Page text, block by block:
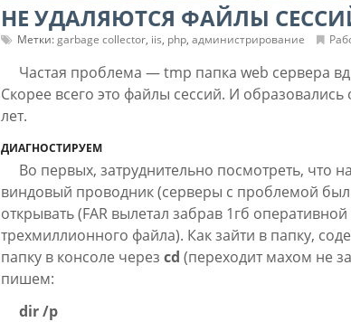
НЕ УДАЛЯЮТСЯ ФАЙЛЫ
Метки:garbage collector, iis, php, администрирование
Частая проблема — tmp папка web сервера
Скорее всего это файлы сессий. И
лет.
ДИАГНОСТИРУЕМ
Во первых, затруднительно посмотреть, что
виндовый проводник (серверы с проблемой
открывать (FAR вылетал забрав 1гб
трехмиллионного файла). Как зайти в папку,
папку в консоле через cd (переходит махом не
пишем:
dir /p